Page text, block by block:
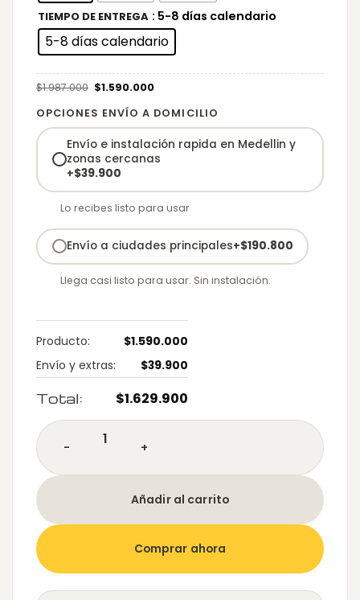
TIEMPO DE ENTREGA : 5-8 días calendario
5-8 días calendario
$1.987.000 Original
price
$1.987.000.
$1.590.000Current
price
$1.590.000.
OPCIONES ENVÍO A DOMICILIO
Envío e instalación rapida en Medellin y
zonas cercanas
+$39.900
Lo recibes listo para usar
Envío a ciudades principales+$190.800
Llega casi listo para usar. Sin instalación.
Producto: $1.590.000
Envío y extras:
$39.900
Total: $1.629.900
Escritorio Dinamic Doble estación cantidad
Añadir al carrito
Comprar ahora